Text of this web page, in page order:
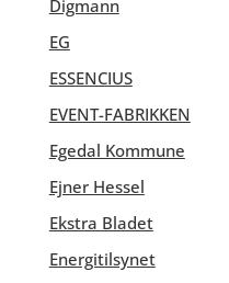
Digmann
EG
ESSENCIUS
EVENT-FABRIKKEN
Egedal Kommune
Ejner Hessel
Ekstra Bladet
Energitilsynet